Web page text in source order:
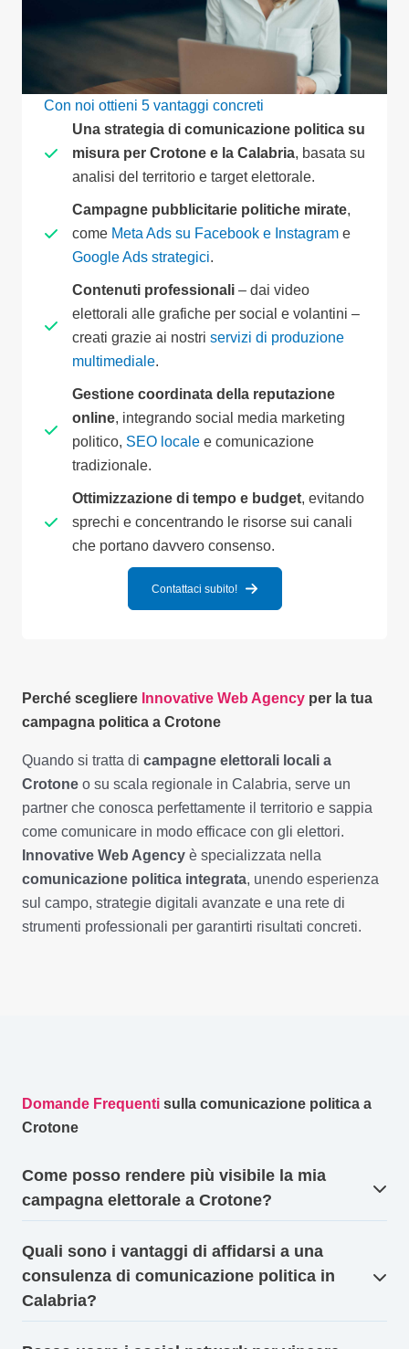
Con noi ottieni 5 vantaggi concreti
Una strategia di comunicazione politica su
misura per Crotone e la Calabria, basata su
analisi del territorio e target elettorale.
Campagne pubblicitarie politiche mirate,
come Meta Ads su Facebook e Instagram e
Google Ads strategici.
Contenuti professionali – dai video
elettorali alle grafiche per social e volantini –
creati grazie ai nostri servizi di produzione
multimediale.
Gestione coordinata della reputazione
online, integrando social media marketing
politico, SEO locale e comunicazione
tradizionale.
Ottimizzazione di tempo e budget, evitando
sprechi e concentrando le risorse sui canali
che portano davvero consenso.
Contattaci subito!
Perché scegliere Innovative Web Agency per la tua
campagna politica a Crotone
Quando si tratta di campagne elettorali locali a
Crotone o su scala regionale in Calabria, serve un
partner che conosca perfettamente il territorio e sappia
come comunicare in modo efficace con gli elettori.
Innovative Web Agency è specializzata nella
comunicazione politica integrata, unendo esperienza
sul campo, strategie digitali avanzate e una rete di
strumenti professionali per garantirti risultati concreti.
Domande Frequenti sulla comunicazione politica a
Crotone
Come posso rendere più visibile la mia
campagna elettorale a Crotone?
Quali sono i vantaggi di affidarsi a una
consulenza di comunicazione politica in
Calabria?